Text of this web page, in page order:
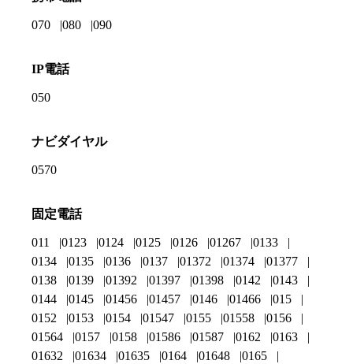
070 080 090
IP電話
050
ナビダイヤル
0570
固定電話
011 0123 0124 0125 0126 01267
0133
0134
0135 0136 0137 01372 01374
01377
0138
0139 01392 01397 01398 0142
0143
0144
0145 01456 01457 0146 01466
015
0152
0153 0154 01547 0155 01558
0156
01564
0157 0158 01586 01587 0162
0163
01632
01634 01635 0164 01648
0165